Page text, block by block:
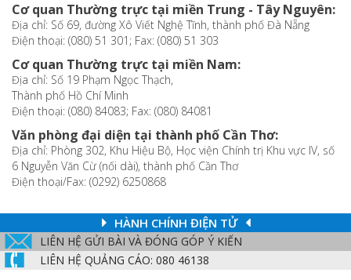
Cơ quan Thường trực tại miền Trung - Tây Nguyên:
Địa chỉ: Số 69, đường Xô Viết Nghệ Tĩnh, thành phố Đà Nẵng
Điện thoại: (080) 51 301; Fax: (080) 51 303
Cơ quan Thường trực tại miền Nam:
Địa chỉ: Số 19 Phạm Ngọc Thạch,
Thành phố Hồ Chí Minh
Điện thoại: (080) 84083; Fax: (080) 84081
Văn phòng đại diện tại thành phố Cần Thơ:
Địa chỉ: Phòng 302, Khu Hiệu Bộ, Học viện Chính trị Khu vực IV, số
6 Nguyễn Văn Cừ (nối dài), thành phố Cần Thơ
Điện thoại/Fax: (0292) 6250868
HÀNH CHÍNH ĐIỆN TỬ
LIÊN HỆ GỬI BÀI VÀ ĐÓNG GÓP Ý KIẾN
LIÊN HỆ QUẢNG CÁO: 080 46138